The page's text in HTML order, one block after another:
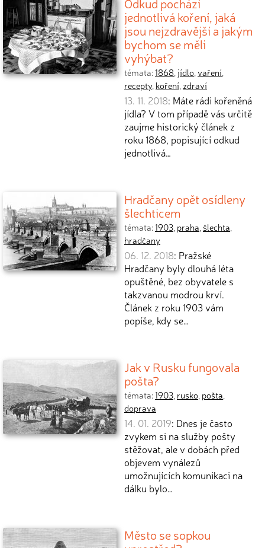
jednotlivá koření, jaká
jsou nejzdravější a jakým
bychom se měli
vyhýbat?
témata:1868,jídlo,vaření,
recepty, koření, zdraví
13. 11. 2018: Máte rádi kořeněná
jídla? V tom případě vás určitě
zaujme historický článek z
roku 1868, popisující odkud
jednotlivá…
Hradčany opět osídleny
šlechticem
témata:1903, praha, šlechta,
hradčany
06. 12. 2018: Pražské
Hradčany byly dlouhá léta
opuštěné, bez obyvatele s
takzvanou modrou krví.
Článek z roku 1903 vám
popíše, kdy se…
Jak v Rusku fungovala
pošta?
témata:1903, rusko, pošta,
doprava
14. 01. 2019: Dnes je často
zvykem si na služby pošty
stěžovat, ale v dobách před
objevem vynálezů
umožnujících komunikaci na
dálku bylo…
Město se sopkou